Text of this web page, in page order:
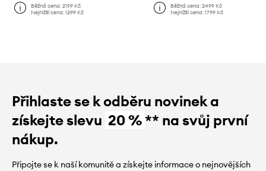
Běžná cena:2199 Kč
Nejnižší cena:1299 Kč
Běžná cena: 2499 Kč
Nejnižší cena: 1799 Kč
Přihlaste se k odběru novinek a
získejte slevu 20 %** na svůj první
nákup.
Připojte se k naší komunitě a získejte informace o nejnovějších